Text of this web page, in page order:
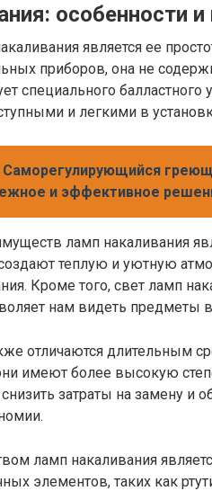
особенности
является ее
приборов, она не
специального балластного
и легкими в
Саморегулирующийся
и эффективное
ламп накаливания
теплую и уютную
Кроме того, свет ламп
нам видеть предметы
отличаются длительным
имеют более высокую
затраты на замену и
ламп накаливания
элементов, таких как